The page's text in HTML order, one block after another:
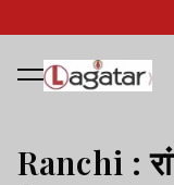
Ranchi :